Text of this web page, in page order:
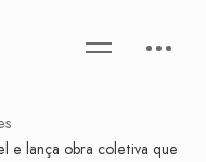
e lança obra coletiva que